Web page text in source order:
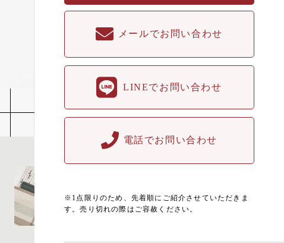
メールでお問い合わせ
LINEでお問い合わせ
電話でお問い合わせ
※1点限りのため、先着順にご紹介させていただきま
す。売り切れの際はご容赦ください。